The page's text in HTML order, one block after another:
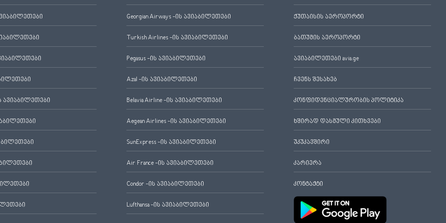
Georgian Airways -ის ავიაბილეთები
Turkish Airlines -ის ავიაბილეთები
Pegasus -ის ავიაბილეთები
Azal -ის ავიაბილეთები
Belavia Airline -ის ავიაბილეთები
Aegean Airlines -ის ავიაბილეთები
SunExpress -ის ავიაბილეთები
Air France -ის ავიაბილეთები
Condor -ის ავიაბილეთები
Lufthansa -ის ავიაბილეთები
ქუთაისის აეროპორტი
ბათუმის აეროპორტი
ავიაბილეთები avia.ge
ჩვენს შესახებ
კონფიდენციალურობის პოლიტიკა
ხშირად დასმული კითხვები
უკუკავშირი
კარიერა
კონტაქტი